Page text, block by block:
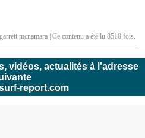
garrett mcnamara | Ce contenu a été lu 8510 fois.
vidéos, actualités à l'adresse
report.com